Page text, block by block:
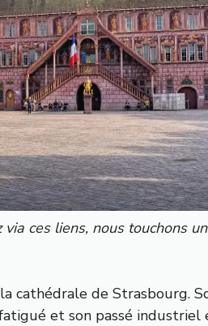
ces liens, nous touchons
cathédrale de Strasbourg.
et son passé industriel